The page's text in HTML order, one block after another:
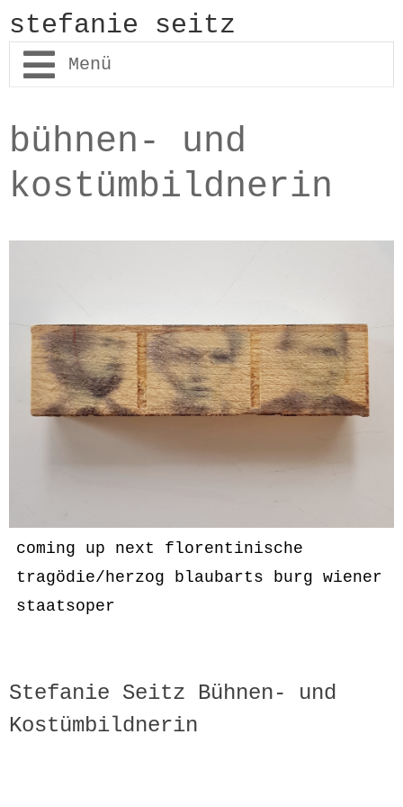
stefanie seitz
bühnenbild
kostümbild
malerei
kontakt
bühnen- und
kostümbildnerin
coming up next florentinische
tragödie/herzog blaubarts burg wiener
staatsoper
Stefanie Seitz Bühnen- und
Kostümbildnerin